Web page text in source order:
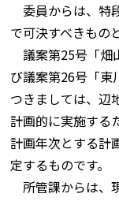
委員からは、特
で可決すべきもの
議案第25号「畑
び議案第26号「東
つきましては、辺
計画的に実施する
計画年次とする計
定するものです。
所管課からは、